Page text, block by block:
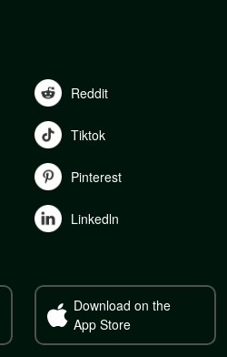
Reddit
Tiktok
Pinterest
Linkedln
Download on the
App Store